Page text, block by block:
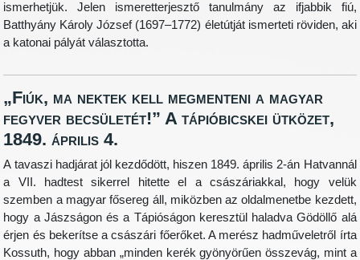
ismerhetjük. Jelen ismeretterjesztő tanulmány az ifjabbik fiú,
Batthyány Károly József (1697–1772) életútját ismerteti röviden, aki
a katonai pályát választotta.
„Fiúk, ma nektek kell megmenteni a magyar
fegyver becsületét!” A tápióbicskei ütközet,
1849. április 4.
A tavaszi hadjárat jól kezdődött, hiszen 1849. április 2-án Hatvannál
a VII. hadtest sikerrel hitette el a császáriakkal, hogy velük
szemben a magyar fősereg áll, miközben az oldalmenetbe kezdett,
hogy a Jászságon és a Tápióságon keresztül haladva Gödöllő alá
érjen és bekerítse a császári főerőket. A merész hadműveletről írta
Kossuth, hogy abban „minden kerék gyönyörűen összevág, mint a